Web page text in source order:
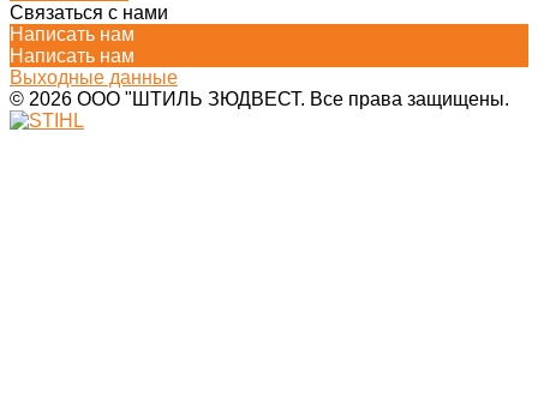
Связаться с нами
Написать нам
Написать нам
Выходные данные
© 2026 ООО "ШТИЛЬ ЗЮДВЕСТ. Все права защищены.